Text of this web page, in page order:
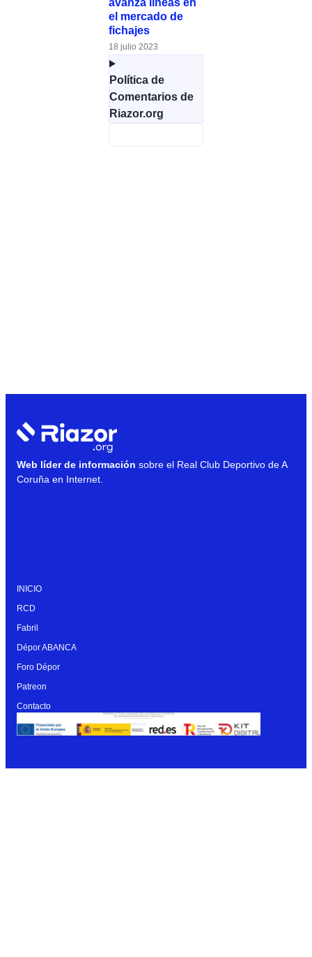
avanza líneas en
el mercado de
fichajes
18 julio 2023
Política de
Comentarios de
Riazor.org
Web líder de información sobre el Real Club Deportivo de A
Coruña en Internet.
INICIO
RCD
Fabril
Dépor ABANCA
Foro Dépor
Patreon
Contacto